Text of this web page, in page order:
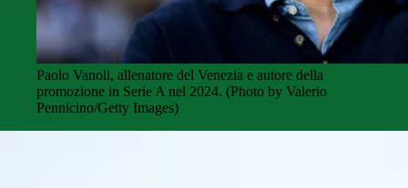
Paolo Vanoli, allenatore del Venezia e autore della
promozione in Serie A nel 2024. (Photo by Valerio
Pennicino/Getty Images)